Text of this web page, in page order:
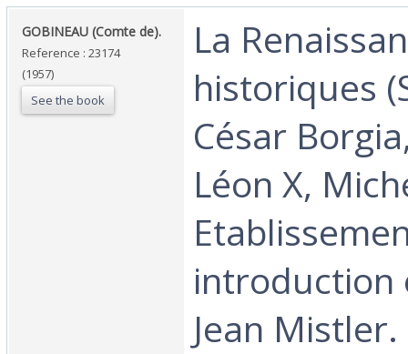
‎GOBINEAU (Comte de).‎
Reference : 23174
(1957)
See the book
‎La
historiques
César
Léon X,
introduction
Jean Mistler.‎